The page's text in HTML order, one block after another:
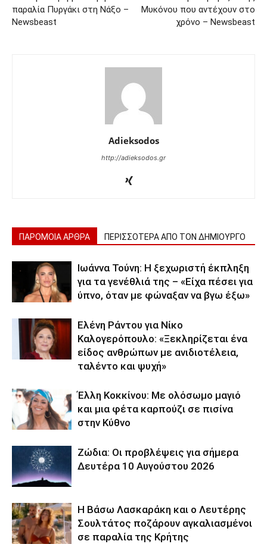
παραλία Πυργάκι στη Νάξο –
Newsbeast
Μυκόνου που αντέχουν στο
χρόνο – Newsbeast
Adieksodos
http://adieksodos.gr
ΠΑΡΟΜΟΙΑ ΑΡΘΡΑ ΠΕΡΙΣΣΟΤΕΡΑ ΑΠΟ ΤΟΝ ΔΗΜΙΟΥΡΓΟ
Ιωάννα Τούνη: Η ξεχωριστή έκπληξη
για τα γενέθλιά της – «Είχα πέσει για
ύπνο, όταν με φώναξαν να βγω έξω»
Ελένη Ράντου για Νίκο
Καλογερόπουλο: «Ξεκληρίζεται ένα
είδος ανθρώπων με ανιδιοτέλεια,
ταλέντο και ψυχή»
Έλλη Κοκκίνου: Με ολόσωμο μαγιό
και μια φέτα καρπούζι σε πισίνα
στην Κύθνο
Ζώδια: Οι προβλέψεις για σήμερα
Δευτέρα 10 Αυγούστου 2026
Η Βάσω Λασκαράκη και ο Λευτέρης
Σουλτάτος ποζάρουν αγκαλιασμένοι
σε παραλία της Κρήτης